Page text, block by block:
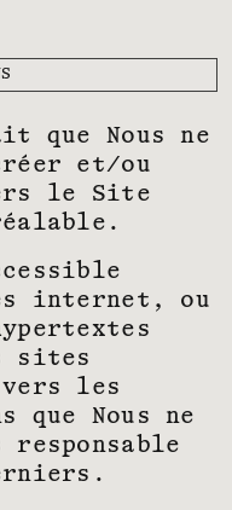
que Nous ne
et/ou
le Site
internet, ou
sites
vers les
que Nous ne